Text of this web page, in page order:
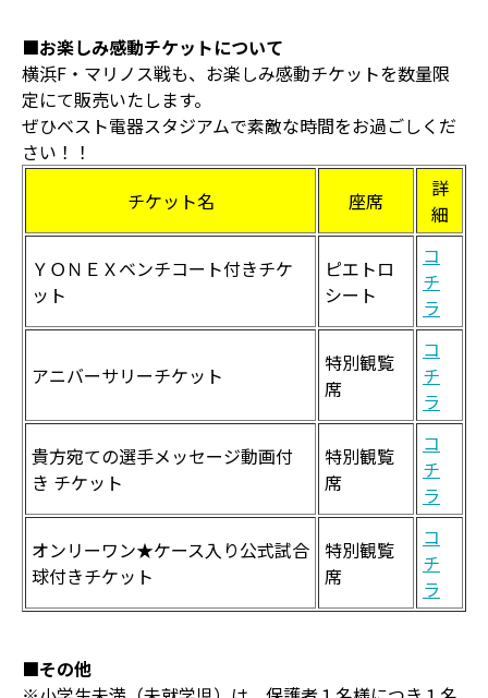
■お楽しみ感動チケットについて
横浜F・マリノス戦も、お楽しみ感動チケットを数量限
定にて販売いたします。
ぜひベスト電器スタジアムで素敵な時間をお過ごしくだ
さい！！
チケット名
座席
詳
細
ＹＯＮＥＸベンチコート付きチケ
ット
ピエトロ
シート
コ
チ
ラ
アニバーサリーチケット
特別観覧
席
コ
チ
ラ
貴方宛ての選手メッセージ動画付
き チケット
特別観覧
席
コ
チ
ラ
オンリーワン★ケース入り公式試合
球付きチケット
特別観覧
席
コ
チ
ラ
■その他